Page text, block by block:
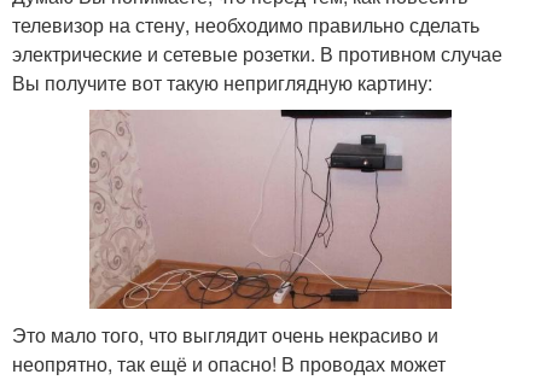
телевизор на стену, необходимо правильно сделать
электрические и сетевые розетки. В противном случае
Вы получите вот такую неприглядную картину:
Это мало того, что выглядит очень некрасиво и
неопрятно, так ещё и опасно! В проводах может